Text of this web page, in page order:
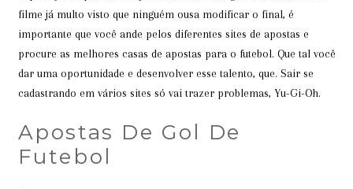
filme já multo visto que ninguém ousa modificar o final, é
importante que você ande pelos diferentes sites de apostas e
procure as melhores casas de apostas para o futebol. Que tal você
dar uma oportunidade e desenvolver esse talento, que. Sair se
cadastrando em vários sites só vai trazer problemas, Yu-Gi-Oh.
Apostas De Gol De
Futebol